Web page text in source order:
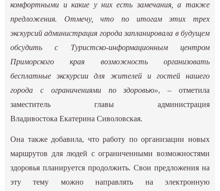
комфортными и какие у них есть замечания, а также
предложения. Отмечу, что по итогам этих трех
экскурсий администрация города запланировала в будущем
обсудить с Туристско-информационным центром
Приморского края возможность организовать
бесплатные экскурсии для жителей и гостей нашего
города с ограничениями по здоровью», – отметила
заместитель главы администрация
Владивостока Екатерина Сиволовская.
Она также добавила, что работу по организации новых
маршрутов для людей с ограниченными возможностями
здоровья планируется продолжить. Свои предложения на
эту тему можно направлять на электронную